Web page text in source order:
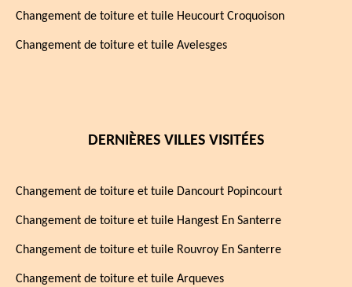
Changement de toiture et tuile Heucourt Croquoison
Changement de toiture et tuile Avelesges
DERNIÈRES VILLES VISITÉES
Changement de toiture et tuile Dancourt Popincourt
Changement de toiture et tuile Hangest En Santerre
Changement de toiture et tuile Rouvroy En Santerre
Changement de toiture et tuile Arqueves